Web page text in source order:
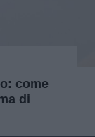
come
di